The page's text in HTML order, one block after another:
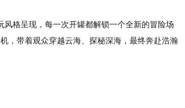
格呈现，每一次开罐都解锁一个全新的冒险场
，带着观众穿越云海、探秘深海，最终奔赴浩瀚